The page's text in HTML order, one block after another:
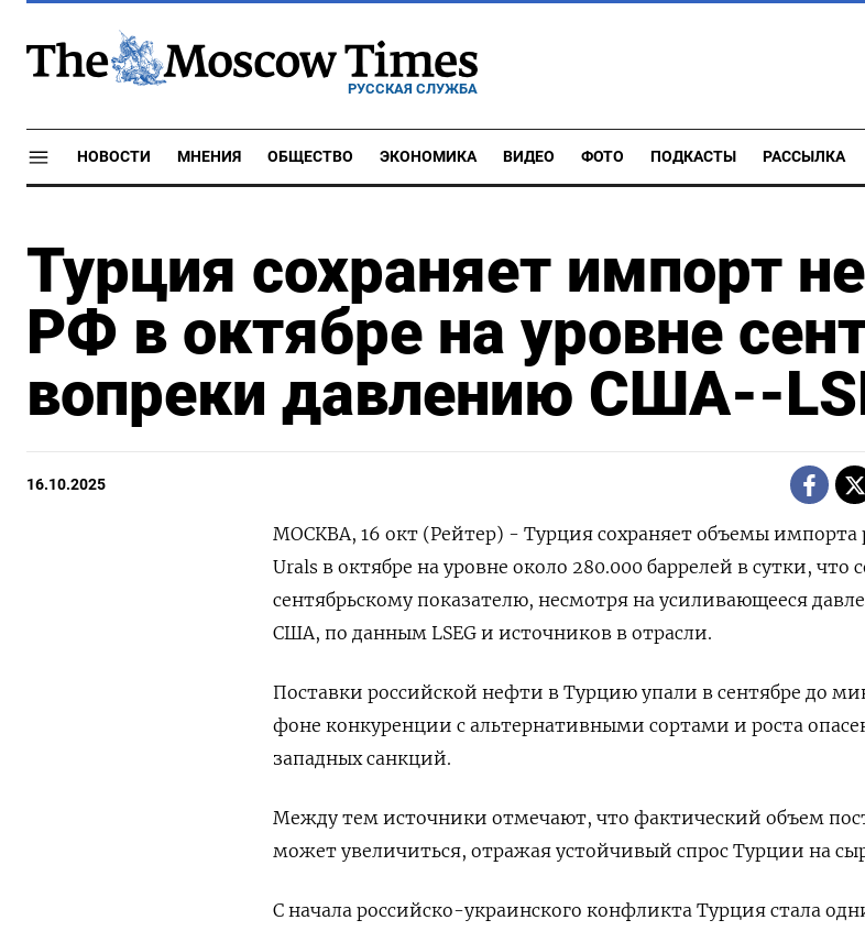
РУССКАЯ СЛУЖБА
НОВОСТИ МНЕНИЯ ОБЩЕСТВО ЭКОНОМИКА ВИДЕО ФОТО ПОДКАСТЫ РАССЫЛКА
Турция сохраняет импорт
РФ в октябре на уровне
вопреки давлению США--
16.10.2025
МОСКВА, 16 окт (Рейтер) - Турция сохраняет объемы импорта
Urals в октябре на уровне около 280.000 баррелей в сутки, что
сентябрьскому показателю, несмотря на усиливающееся
США, по данным LSEG и источников в отрасли.
Поставки российской нефти в Турцию упали в сентябре до
фоне конкуренции с альтернативными сортами и роста
западных санкций.
Между тем источники отмечают, что фактический объем
может увеличиться, отражая устойчивый спрос Турции на
С начала российско-украинского конфликта Турция стала